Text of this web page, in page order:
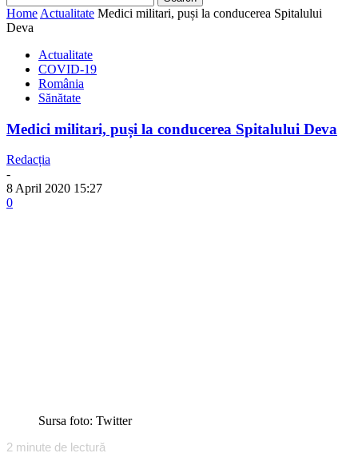
Home Actualitate Medici militari, puși la conducerea Spitalului
Deva
Actualitate
COVID-19
România
Sănătate
Medici militari, puși la conducerea Spitalului Deva
Redacția
-
8 April 2020 15:27
0
Sursa foto: Twitter
2 minute de lectură